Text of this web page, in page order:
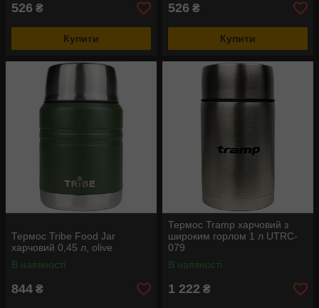
526 ₴
Купити
526 ₴
Купити
Термос Tribe Food Jar
харчовий 0,45 л, olive
В наявності
844 ₴
Термос Tramp харчовий з
широким горлом 1 л UTRC-
079
В наявності
1 222 ₴